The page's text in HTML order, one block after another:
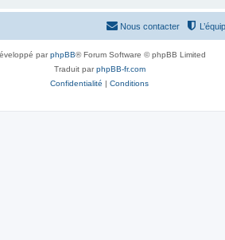
Nous contacter
parphpBB® Forum Software © phpBB Limited
Traduit parphpBB-fr.com
Confidentialité | Conditions